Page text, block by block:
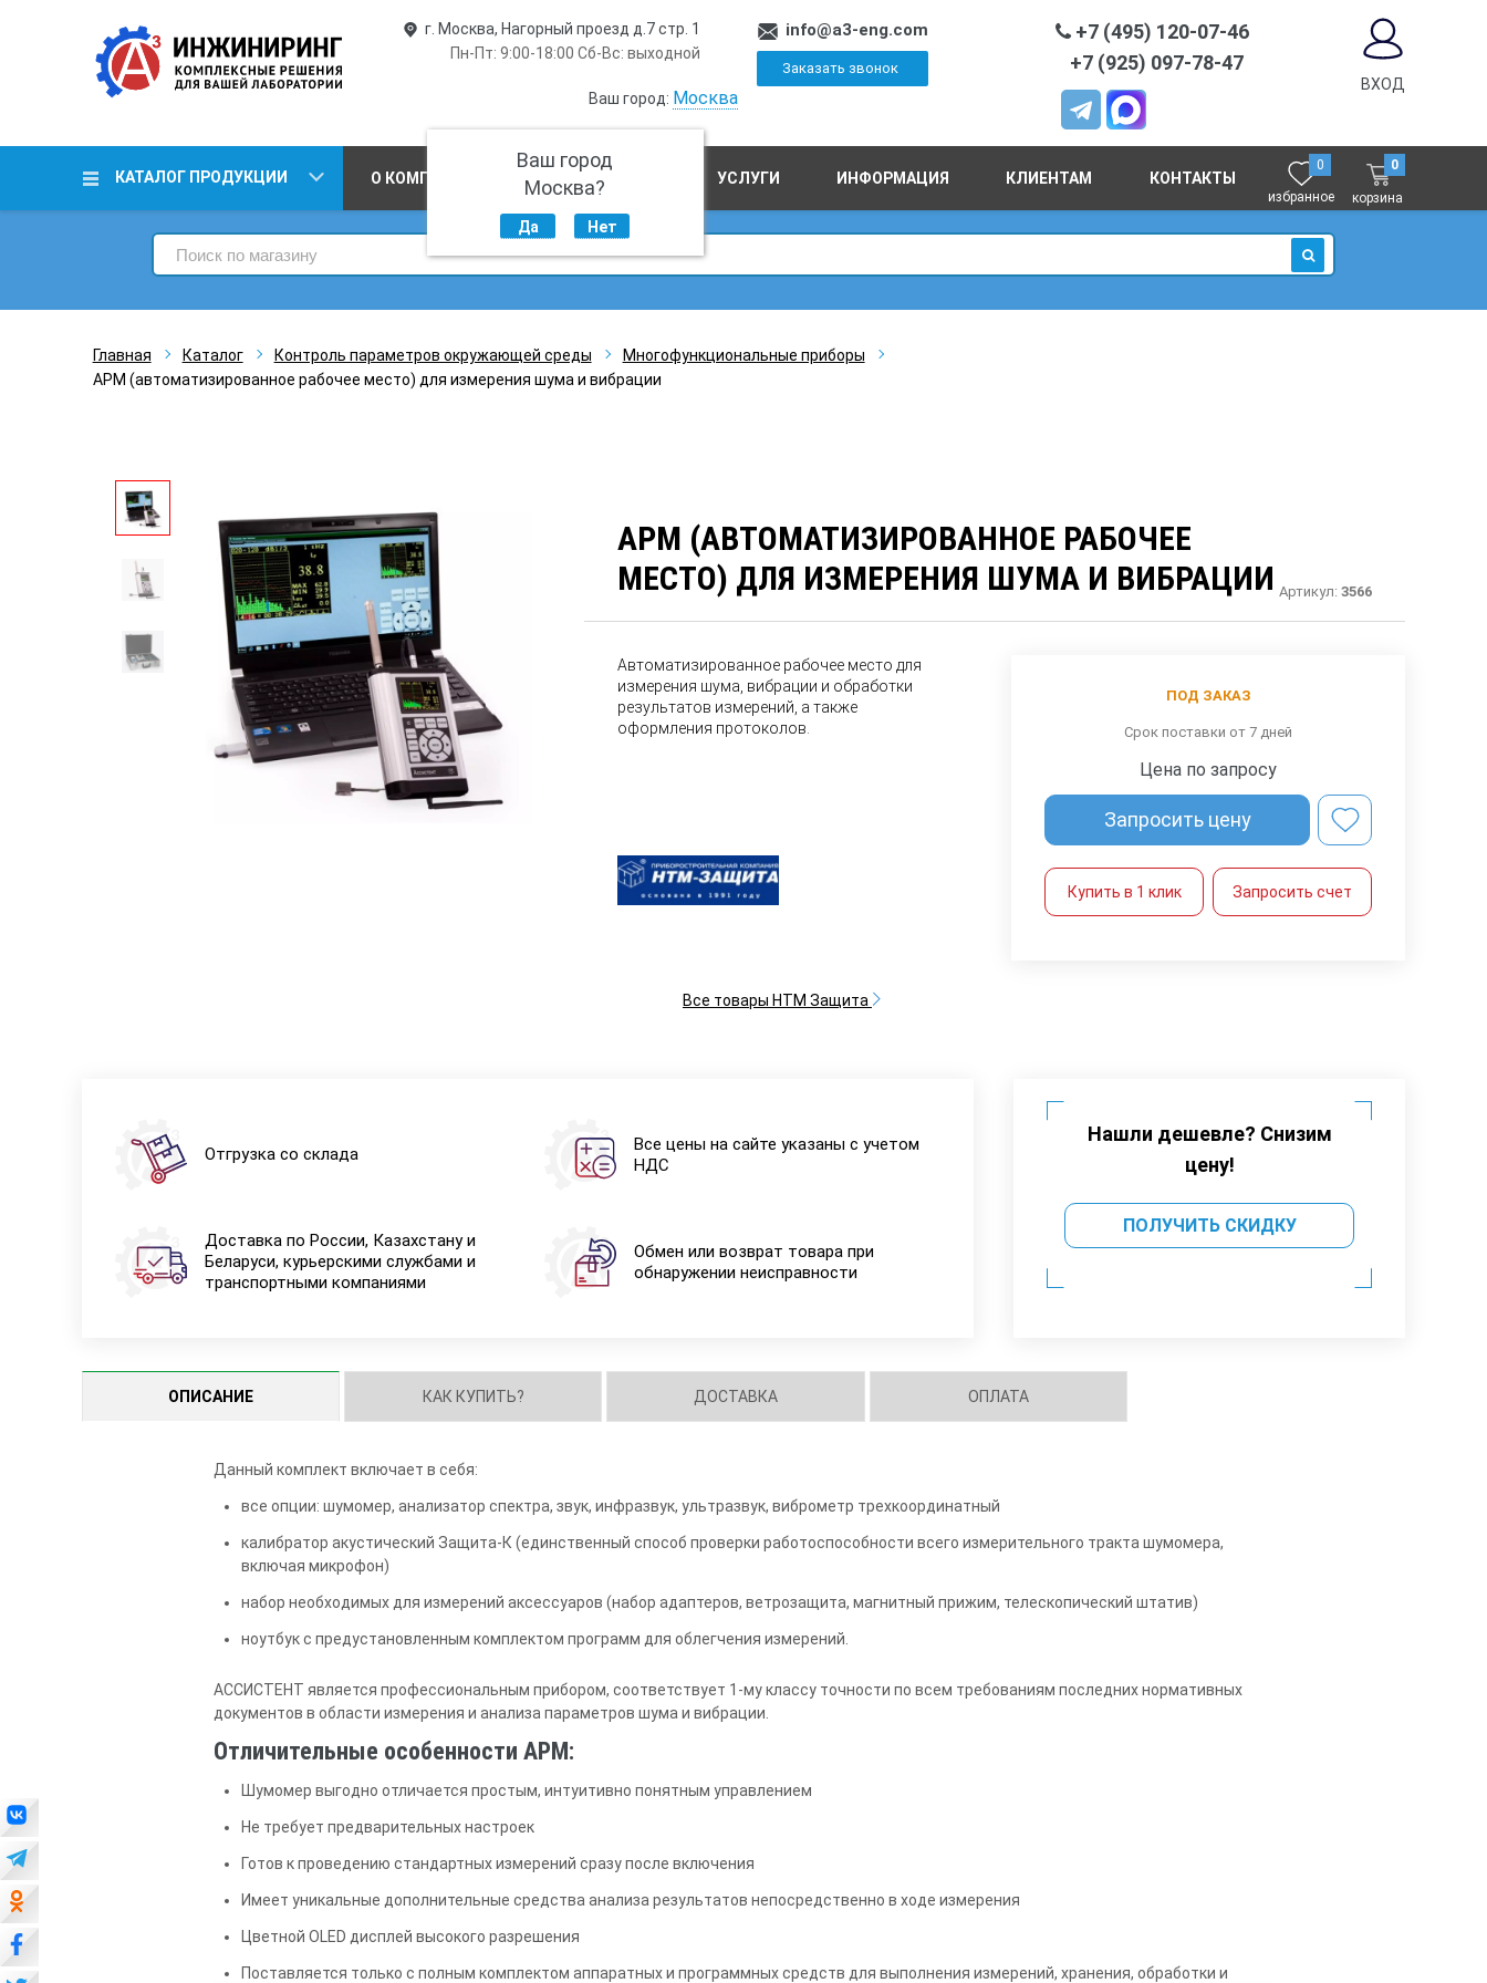
г. Москва, Нагорный проезд д.7 стр. 1
Пн-Пт: 9:00-18:00 Сб-Вс: выходной
Ваш город: Москва
Ваш город
Москва?
Да Нет
info@a3-eng.com
Заказать звонок
+7 (495) 120-07-46
+7 (925) 097-78-47
ВХОД
КАТАЛОГ ПРОДУКЦИИ О КОМПАНИИ ПРОИЗВОДСТВО УСЛУГИ ИНФОРМАЦИЯ КЛИЕНТАМ КОНТАКТЫ
0
избранное
0
корзина
ИСКАТЬ
Главная Каталог Контроль параметров окружающей среды
Многофункциональные приборы
АРМ (автоматизированное рабочее место) для измерения шума и вибрации
АРМ (АВТОМАТИЗИРОВАННОЕ РАБОЧЕЕ
МЕСТО) ДЛЯ ИЗМЕРЕНИЯ ШУМА И ВИБРАЦИИ Артикул:3566
Автоматизированное рабочее место для
измерения шума, вибрации и обработки
результатов измерений, а также
оформления протоколов.
Все товары НТМ Защита
ПОД ЗАКАЗ
Срок поставки от 7 дней
Цена по запросу
Запросить цену
Купить в 1 клик Запросить счет
Отгрузка со склада
Все цены на сайте указаны с учетом
НДС
Доставка по России, Казахстану и
Беларуси, курьерскими службами и
транспортными компаниями
Обмен или возврат товара при
обнаружении неисправности
Нашли дешевле? Снизим
цену!
ПОЛУЧИТЬ СКИДКУ
ОПИСАНИЕ КАК КУПИТЬ? ДОСТАВКА ОПЛАТА
Данный комплект включает в себя:
все опции: шумомер, анализатор спектра, звук, инфразвук, ультразвук, виброметр трехкоординатный
калибратор акустический Защита-К (единственный способ проверки работоспособности всего измерительного тракта шумомера,
включая микрофон)
набор необходимых для измерений аксессуаров (набор адаптеров, ветрозащита, магнитный прижим, телескопический штатив)
ноутбук с предустановленным комплектом программ для облегчения измерений.
АССИСТЕНТ является профессиональным прибором, соответствует 1-му классу точности по всем требованиям последних нормативных
документов в области измерения и анализа параметров шума и вибрации.
Отличительные особенности АРМ:
Шумомер выгодно отличается простым, интуитивно понятным управлением
Не требует предварительных настроек
Готов к проведению стандартных измерений сразу после включения
Имеет уникальные дополнительные средства анализа результатов непосредственно в ходе измерения
Цветной OLED дисплей высокого разрешения
Поставляется только с полным комплектом аппаратных и программных средств для выполнения измерений, хранения, обработки и